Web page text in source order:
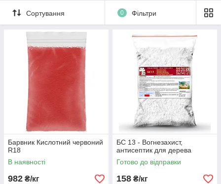
Сортування 0 Фільтри
Барвник Кислотний червоний
R18
В наявності
982 ₴/кг
БС 13 - Вогнезахист,
антисептик для дерева
Готово до відправки
158 ₴/кг